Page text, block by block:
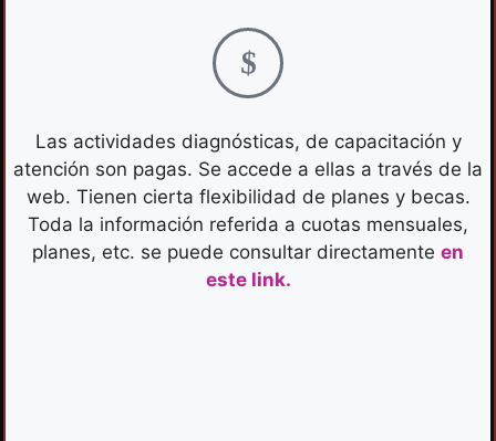
Las actividades diagnósticas, de capacitación y
atención son pagas. Se accede a ellas a través de la
web. Tienen cierta flexibilidad de planes y becas.
Toda la información referida a cuotas mensuales,
planes, etc. se puede consultar directamente en
este link.